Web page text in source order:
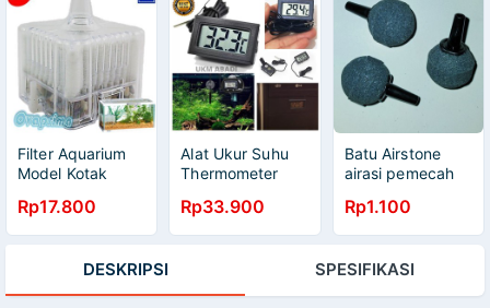
Filter Aquarium
Model Kotak
Rp17.800
Alat Ukur Suhu
Thermometer
Serbaguna
Aquarium
Rp33.900
Batu Airstone
airasi pemecah
udara bola AS 11
Harga per 1 pcs
Rp1.100
DESKRIPSI SPESIFIKASI